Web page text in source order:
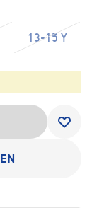
13-15 Y